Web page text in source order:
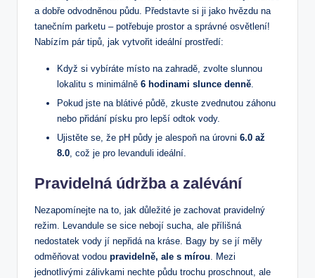
a dobře odvodněnou půdu. Představte si ji jako hvězdu na
tanečním parketu – potřebuje prostor a správné osvětlení!
Nabízím pár tipů, jak vytvořit ideální prostředí:
Když si vybíráte místo na zahradě, zvolte slunnou
lokalitu s minimálně 6 hodinami slunce denně
Pokud jste na blátivé půdě, zkuste zvednutou záhonu
nebo přidání písku pro lepší odtok vody.
Ujistěte se, že pH půdy je alespoň na úrovni 6.0 až
8.0 , což je pro levanduli ideální.
Pravidelná údržba a zalévání
Nezapomínejte na to, jak důležité je zachovat pravidelný
režim. Levandule se sice nebojí sucha, ale přílišná
nedostatek vody jí nepřidá na kráse. Bagy by se jí měly
odměňovat vodou pravidelně, ale s mírou . Mezi
jednotlivými zálivkami nechte půdu trochu proschnout, ale